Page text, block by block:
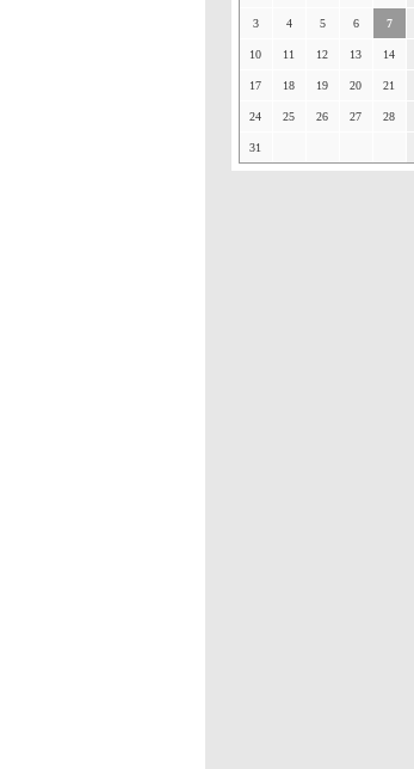
3 4 5 6 7
10 11 12 13 14
17 18 19 20 21
24 25 26 27 28
31